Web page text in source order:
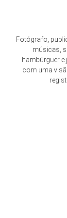
Fotógrafo,
músicas,
hambúrguer
com uma